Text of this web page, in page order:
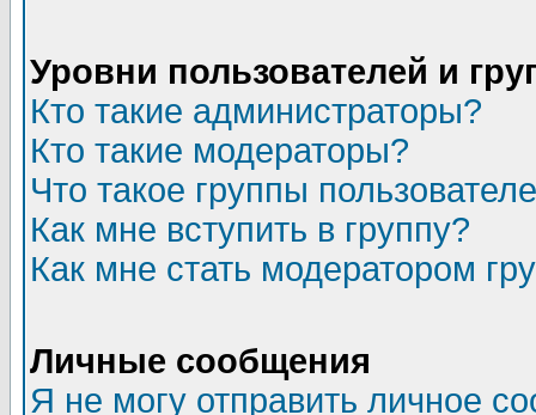
Уровни пользователей и
Кто такие администраторы?
Кто такие модераторы?
Что такое группы
Как мне вступить в группу?
Как мне стать модератором
Личные сообщения
Я не могу отправить личное